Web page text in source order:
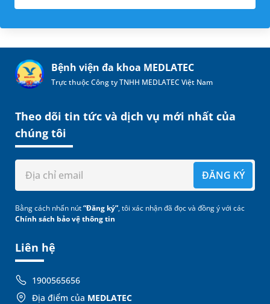
Bệnh viện đa khoa MEDLATEC
Trực thuộc Công ty TNHH MEDLATEC Việt Nam
Liên hệ
1900565656
Địa điểm của MEDLATEC
Theo dõi tin tức và dịch vụ mới nhất của
chúng tôi
ĐĂNG KÝ
Bằng cách nhấn nút“Đăng ký”, tôi xác nhận đã đọc và đồng ý với các
Chính sách bảo vệ thông tin